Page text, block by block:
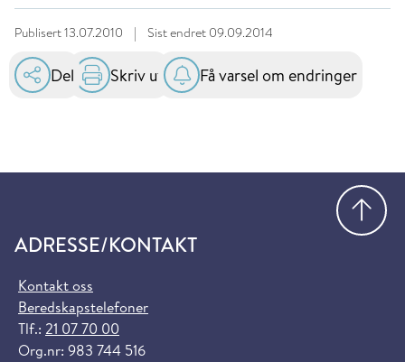
Publisert13.07.2010 | Sist endret 09.09.2014
Del Skriv ut Få varsel om endringer
ADRESSE/KONTAKT
Kontakt oss
Beredskapstelefoner
Tlf.: 21 07 70 00
Org.nr: 983 744 516